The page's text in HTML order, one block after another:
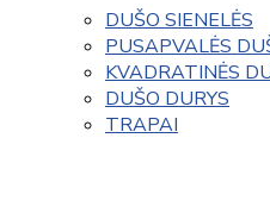
DUŠO SIENELĖS
PUSAPVALĖS
KVADRATINĖS
DUŠO DURYS
TRAPAI